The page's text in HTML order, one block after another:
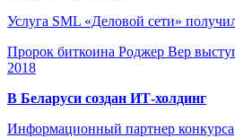
Услуга SML «Деловой сети»
Пророк биткоина Роджер Вер
2018
В Беларуси создан ИТ-холдинг
Информационный партнер конкурса